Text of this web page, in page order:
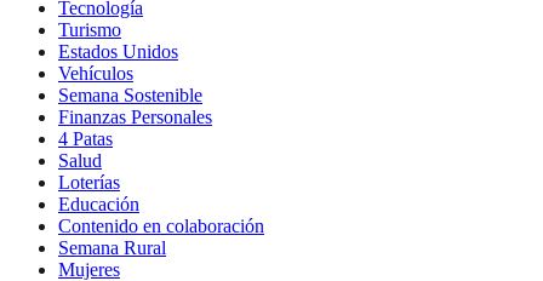
Tecnología
Turismo
Estados Unidos
Vehículos
Semana Sostenible
Finanzas Personales
4 Patas
Salud
Loterías
Educación
Contenido en colaboración
Semana Rural
Mujeres